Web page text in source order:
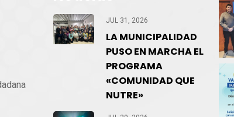
JUL 31, 2026
LA MUNICIPALIDAD
PUSO EN MARCHA EL
PROGRAMA
«COMUNIDAD QUE
NUTRE»